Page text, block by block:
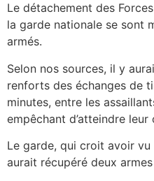
Le détachement des
la garde nationale se sont
armés.
Selon nos sources, il y
renforts des échanges de
minutes, entre les
empêchant d’atteindre leur
Le garde, qui croit avoir
aurait récupéré deux